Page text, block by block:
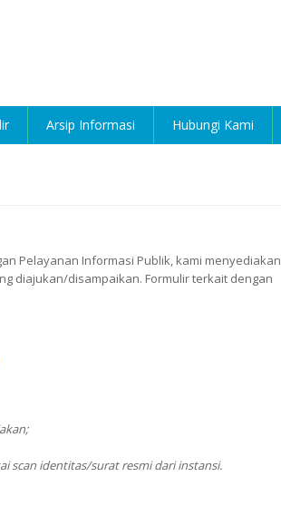
Arsip Informasi Hubungi Kami
Pelayanan Informasi Publik, kami menyediakan
diajukan/disampaikan. Formulir terkait dengan
scan identitas/surat resmi dari instansi.